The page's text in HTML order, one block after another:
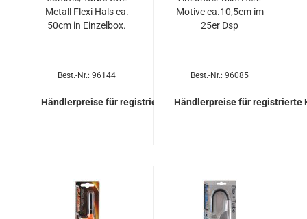
Me­tall Flexi Hals ca.
50cm in Ein­zel­box.
Best.-Nr.: 96144
Händlerpreise für registrierte Kunden
Mo­ti­ve ca.10,5cm im
25er Dsp
Best.-Nr.: 96085
Händlerpreise für registrierte